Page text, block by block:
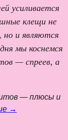
усиливается
клещи не
и являются
мы коснемся
— спреев, а
— плюсы и
→